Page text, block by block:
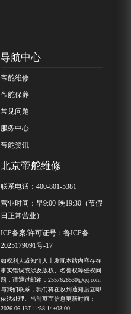
导航中心
帝舵维修
帝舵保养
常见问题
服务中心
帝舵资讯
北京帝舵维修
联系电话：400-801-5381
营业时间：早9:00-晚19:30（节假
日正常营业）
ICP备案/许可证号：鲁ICP备
2025179091号-17
如权利人或知情人士发现本站内容存在
事实错误或涉及版权、名誉权等侵权问
题，请通过邮箱：2557628530@qq.com
与我们联系，我们将在收到通知后立即
依法处理。当前页面信息更新时间：
2026-06-13T11:58:14+08:00